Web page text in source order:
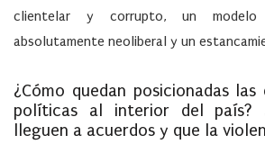
clientelar y corrupto, un modelo
absolutamente neoliberal y un
¿Cómo quedan posicionadas
políticas al interior del país?
lleguen a acuerdos y que la